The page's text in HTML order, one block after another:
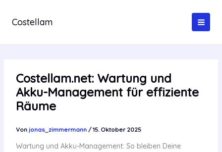
springen
Costellam
Costellam.net: Wartung und
Akku-Management für effiziente
Räume
Von jonas_zimmermann /15. Oktober 2025
Wartung und Akku-Management: So bleiben Deine